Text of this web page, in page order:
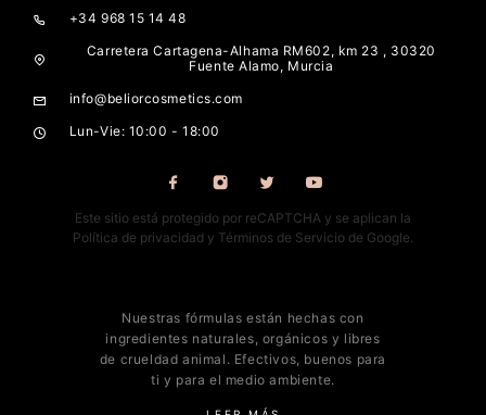
+34 968 15 14 48
Carretera Cartagena-Alhama RM602, km 23 , 30320
Fuente Alamo, Murcia
info@beliorcosmetics.com
Lun-Vie: 10:00 - 18:00
Este sitio está protegido por reCAPTCHA y se aplican la
Política de privacidad y Términos de Servicio de Google.
Nuestras fórmulas están hechas con
ingredientes naturales, orgánicos y libres
de crueldad animal. Efectivos, buenos para
ti y para el medio ambiente.